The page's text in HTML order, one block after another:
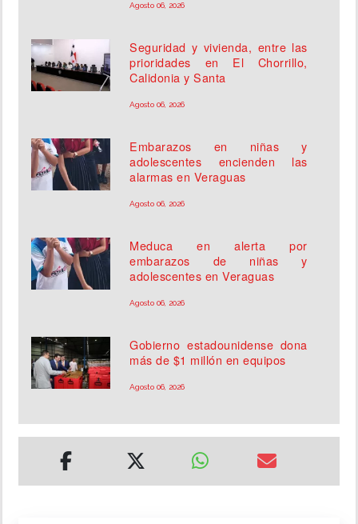
Agosto 06, 2026
Seguridad y vivienda, entre las
prioridades en El Chorrillo,
Calidonia y Santa
Agosto 06, 2026
Embarazos en niñas y
adolescentes encienden las
alarmas en Veraguas
Agosto 06, 2026
Meduca en alerta por
embarazos de niñas y
adolescentes en Veraguas
Agosto 06, 2026
Gobierno estadounidense dona
más de $1 millón en equipos
Agosto 06, 2026